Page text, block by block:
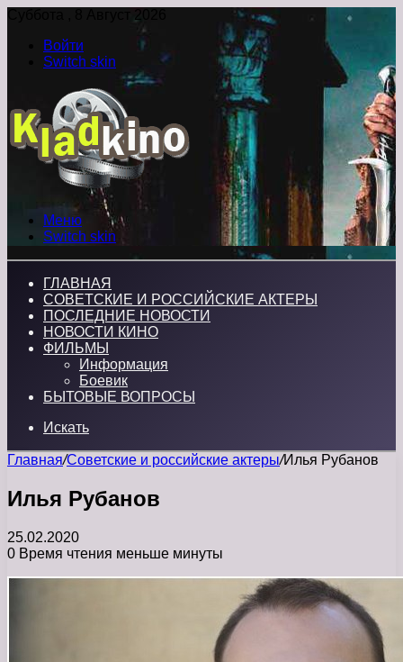
Суббота , 8 Август 2026
Войти
Switch skin
Меню
Switch skin
ГЛАВНАЯ
СОВЕТСКИЕ И РОССИЙСКИЕ АКТЕРЫ
ПОСЛЕДНИЕ НОВОСТИ
НОВОСТИ КИНО
ФИЛЬМЫ
Информация
Боевик
БЫТОВЫЕ ВОПРОСЫ
Искать
Главная/Советские и российские актеры/Илья Рубанов
Илья Рубанов
25.02.2020
0 Время чтения меньше минуты